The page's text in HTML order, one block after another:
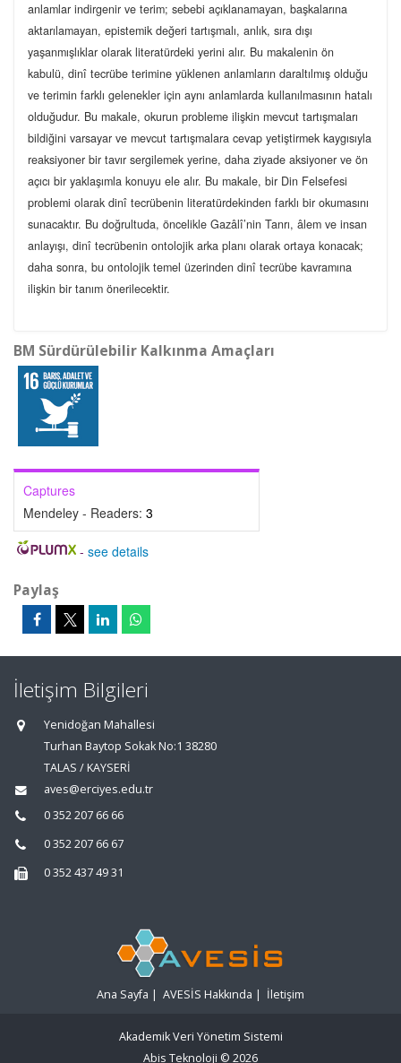
anlamlar indirgenir ve terim; sebebi açıklanamayan, başkalarına
aktarılamayan, epistemik değeri tartışmalı, anlık, sıra dışı
yaşanmışlıklar olarak literatürdeki yerini alır. Bu makalenin ön
kabulü, dinî tecrübe terimine yüklenen anlamların daraltılmış olduğu
ve terimin farklı gelenekler için aynı anlamlarda kullanılmasının hatalı
olduğudur. Bu makale, okurun probleme ilişkin mevcut tartışmaları
bildiğini varsayar ve mevcut tartışmalara cevap yetiştirmek kaygısıyla
reaksiyoner bir tavır sergilemek yerine, daha ziyade aksiyoner ve ön
açıcı bir yaklaşımla konuyu ele alır. Bu makale, bir Din Felsefesi
problemi olarak dinî tecrübenin literatürdekinden farklı bir okumasını
sunacaktır. Bu doğrultuda, öncelikle Gazâlî’nin Tanrı, âlem ve insan
anlayışı, dinî tecrübenin ontolojik arka planı olarak ortaya konacak;
daha sonra, bu ontolojik temel üzerinden dinî tecrübe kavramına
ilişkin bir tanım önerilecektir.
BM Sürdürülebilir Kalkınma Amaçları
Captures
Mendeley - Readers: 3
- see details
Paylaş
İletişim Bilgileri
Yenidoğan Mahallesi
Turhan Baytop Sokak No:1 38280
TALAS / KAYSERİ
aves@erciyes.edu.tr
0 352 207 66 66
0 352 207 66 67
0 352 437 49 31
Ana Sayfa | AVESİS Hakkında | İletişim
Akademik Veri Yönetim Sistemi
Abis Teknoloji © 2026